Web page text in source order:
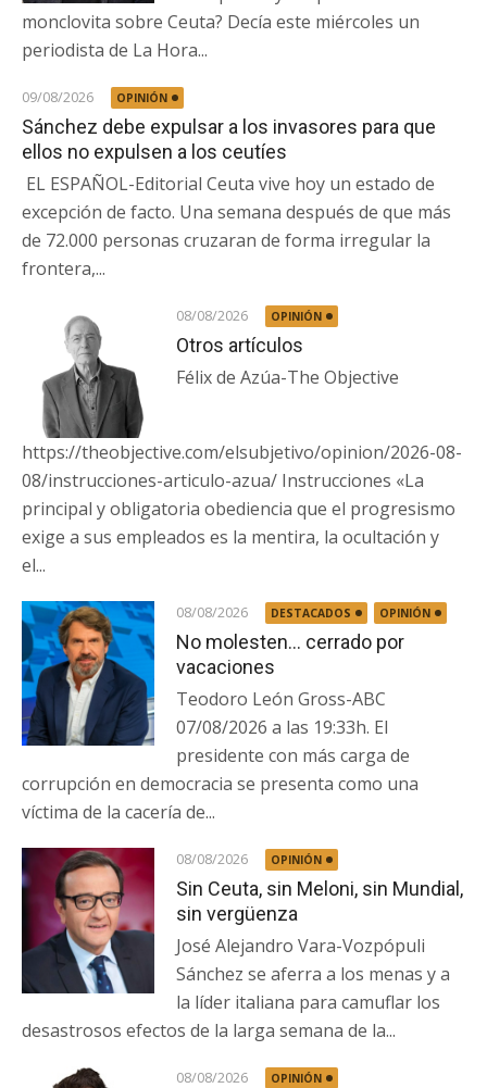
monclovita sobre Ceuta? Decía este miércoles un
periodista de La Hora...
09/08/2026 OPINIÓN
Sánchez debe expulsar a los invasores para que
ellos no expulsen a los ceutíes
EL ESPAÑOL-Editorial Ceuta vive hoy un estado de
excepción de facto. Una semana después de que más
de 72.000 personas cruzaran de forma irregular la
frontera,...
08/08/2026 OPINIÓN
Otros artículos
Félix de Azúa-The Objective
https://theobjective.com/elsubjetivo/opinion/2026-08-
08/instrucciones-articulo-azua/ Instrucciones «La
principal y obligatoria obediencia que el progresismo
exige a sus empleados es la mentira, la ocultación y
el...
08/08/2026 DESTACADOS OPINIÓN
No molesten… cerrado por
vacaciones
Teodoro León Gross-ABC
07/08/2026 a las 19:33h. El
presidente con más carga de
corrupción en democracia se presenta como una
víctima de la cacería de...
08/08/2026 OPINIÓN
Sin Ceuta, sin Meloni, sin Mundial,
sin vergüenza
José Alejandro Vara-Vozpópuli
Sánchez se aferra a los menas y a
la líder italiana para camuflar los
desastrosos efectos de la larga semana de la...
08/08/2026 OPINIÓN